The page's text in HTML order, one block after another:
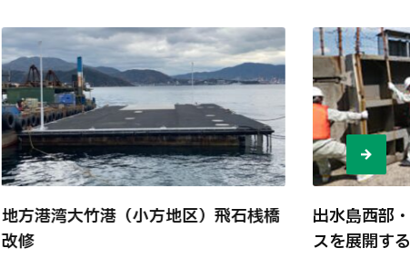
地方港湾大竹港（小方地区）飛石桟橋
改修
出水島西部
スを展開す